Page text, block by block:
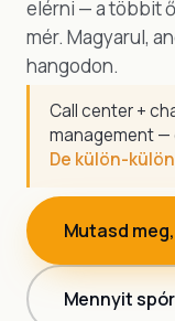
elérni — a többit
mér. Magyarul,
hangodon.
Call center +
management
De külön-
Mutasd
Mennyit